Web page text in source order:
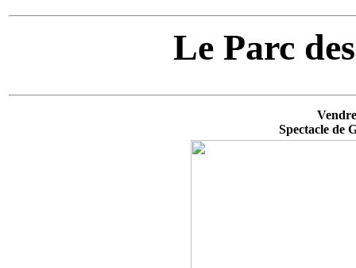
Le Parc
Spectacle de